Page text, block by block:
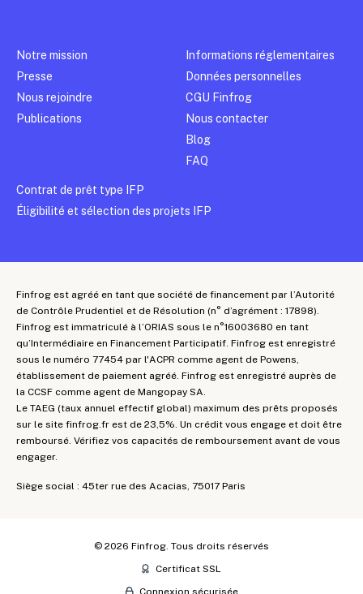
Notre mission
Presse
Nous rejoindre
Publications
Informations réglementaires
Données personnelles
CGU Finfrog
Nous contacter
Blog
FAQ
Contrat de prêt type IFP
Éligibilité et sélection des projets IFP
Finfrog est agréé en tant que société de financement par l’Autorité
de Contrôle Prudentiel et de Résolution (n° d’agrément : 17898).
Finfrog est immatriculé à l’ORIAS sous le n°16003680 en tant
qu’Intermédiaire en Financement Participatif. Finfrog est enregistré
sous le numéro 77454 par l'ACPR comme agent de Powens,
établissement de paiement agréé. Finfrog est enregistré auprès de
la CCSF comme agent de Mangopay SA.
Le TAEG (taux annuel effectif global) maximum des prêts proposés
sur le site finfrog.fr est de 23,5%. Un crédit vous engage et doit être
remboursé. Vérifiez vos capacités de remboursement avant de vous
engager.
Siège social : 45ter rue des Acacias, 75017 Paris
© 2026 Finfrog. Tous droits réservés
Certificat SSL
Connexion sécurisée